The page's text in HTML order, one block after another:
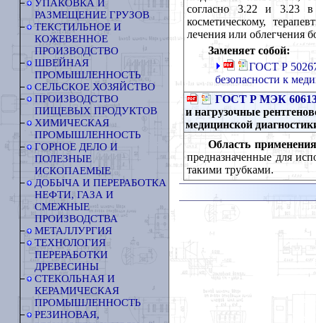
УПАКОВКА И
РАЗМЕЩЕНИЕ ГРУЗОВ
ТЕКСТИЛЬНОЕ И
КОЖЕВЕННОЕ
ПРОИЗВОДСТВО
ШВЕЙНАЯ
ПРОМЫШЛЕННОСТЬ
СЕЛЬСКОЕ ХОЗЯЙСТВО
ПРОИЗВОДСТВО
ПИЩЕВЫХ ПРОДУКТОВ
ХИМИЧЕСКАЯ
ПРОМЫШЛЕННОСТЬ
ГОРНОЕ ДЕЛО И
ПОЛЕЗНЫЕ
ИСКОПАЕМЫЕ
ДОБЫЧА И ПЕРЕРАБОТКА
НЕФТИ, ГАЗА И
СМЕЖНЫЕ
ПРОИЗВОДСТВА
МЕТАЛЛУРГИЯ
ТЕХНОЛОГИЯ
ПЕРЕРАБОТКИ
ДРЕВЕСИНЫ
СТЕКОЛЬНАЯ И
КЕРАМИЧЕСКАЯ
ПРОМЫШЛЕННОСТЬ
РЕЗИНОВАЯ,
согласно 3.22 и 3.23
косметическому,
лечения или облегчения
Заменяет собой:
ГОСТ Р
безопасности к
ГОСТ Р МЭК
и нагрузочные
медицинской
Область
предназначенные для
такими трубками.